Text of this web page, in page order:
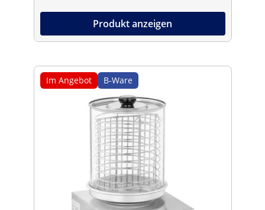
Produkt anzeigen
Im Angebot B-Ware